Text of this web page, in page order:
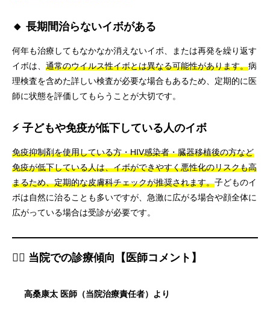
🔸 長期間治らないイボがある
何年も治療してもなかなか消えないイボ、または再発を繰り返す
イボは、 通常のウイルス性イボとは異なる可能性があります。病
理検査を含めた詳しい検査が必要な場合もあるため、定期的に医
師に状態を評価してもらうことが大切です。
⚡ 子どもや免疫が低下している人のイボ
免疫抑制剤を使用している方・HIV感染者・臓器移植後の方など
免疫が低下している人は、イボができやすく悪性化のリスクも高
まるため、定期的な皮膚科チェックが推奨されます。子どものイ
ボは自然に治ることも多いですが、急激に広がる場合や顔全体に
広がっている場合は受診が必要です。
👨‍⚕️ 当院での診療傾向【医師コメント】
高桑康太 医師（当院治療責任者）より